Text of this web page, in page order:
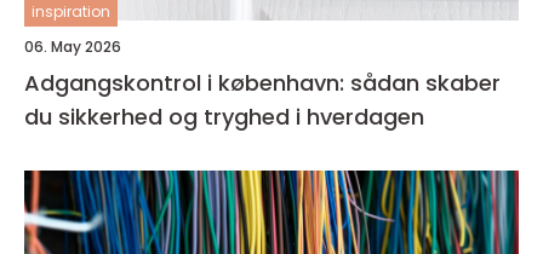
inspiration
06. May 2026
Adgangskontrol i københavn: sådan skaber
du sikkerhed og tryghed i hverdagen